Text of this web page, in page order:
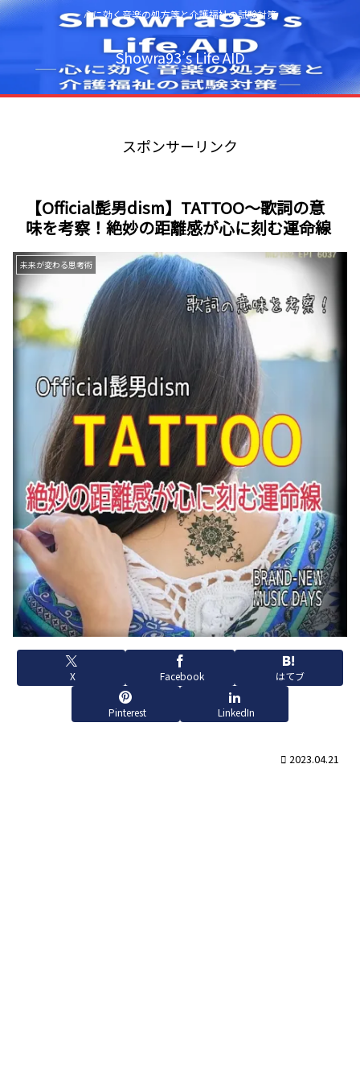
心に効く音楽の処方箋と介護福祉の試験対策
Showra93’s Life AID
スポンサーリンク
【Official髭男dism】TATTOO～歌詞の意
味を考察！絶妙の距離感が心に刻む運命線
未来が変わる思考術
X Facebook はてブ
Pinterest LinkedIn
2023.04.21